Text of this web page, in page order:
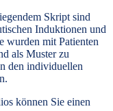
Skript sind
Induktionen und
wurden mit Patienten
als Muster zu
den individuellen
können Sie einen